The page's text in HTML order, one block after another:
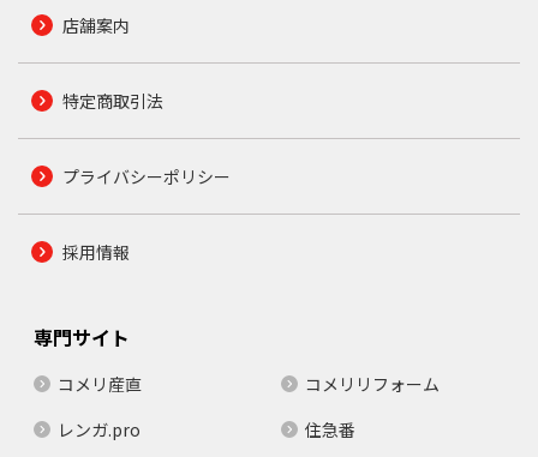
店舗案内
特定商取引法
プライバシーポリシー
採用情報
専門サイト
コメリ産直
コメリリフォーム
レンガ.pro
住急番